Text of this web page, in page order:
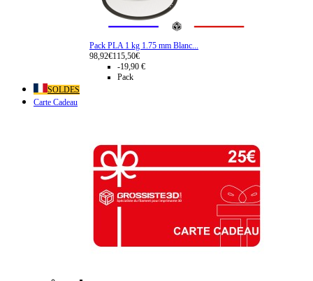
Pack PLA 1 kg 1.75 mm Blanc...
98,92€115,50€
-19,90 €
Pack
SOLDES
Carte Cadeau